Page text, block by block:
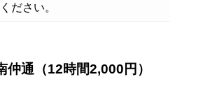
ださい。
仲通（12時間2,000円）